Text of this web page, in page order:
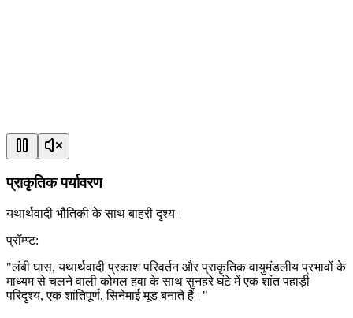
प्राकृतिक पर्यावरण
यथार्थवादी भौतिकी के साथ बाहरी दृश्य।
प्रॉम्प्ट:
"लंबी घास, यथार्थवादी प्रकाश परिवर्तन और प्राकृतिक वायुमंडलीय प्रभावों के
माध्यम से चलने वाली कोमल हवा के साथ सुनहरे घंटे में एक शांत पहाड़ी
परिदृश्य, एक शांतिपूर्ण, सिनेमाई मूड बनाते हैं। "